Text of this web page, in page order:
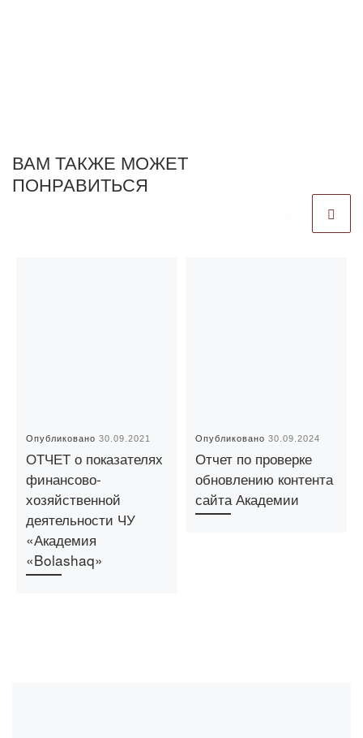
ВАМ ТАКЖЕ МОЖЕТ
ПОНРАВИТЬСЯ
Опубликовано30.09.2021
ОТЧЕТ о показателях
финансово-
хозяйственной
деятельности ЧУ
«Академия
«Bolashaq»
Опубликовано30.09.2024
Отчет по проверке
обновлению контента
сайта Академии